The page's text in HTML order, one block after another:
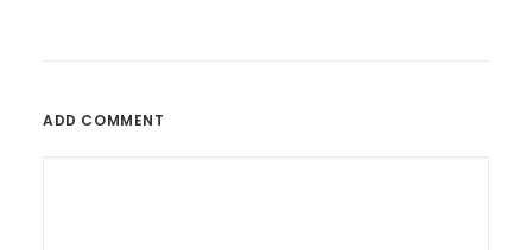
ADD COMMENT